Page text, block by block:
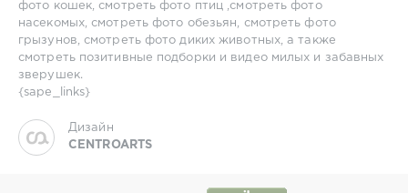
фото кошек, смотреть фото птиц ,смотреть фото
насекомых, смотреть фото обезьян, смотреть фото
грызунов, смотреть фото диких животных, а также
смотреть позитивные подборки и видео милых и забавных
зверушек.
{sape_links}
Дизайн
CENTROARTS